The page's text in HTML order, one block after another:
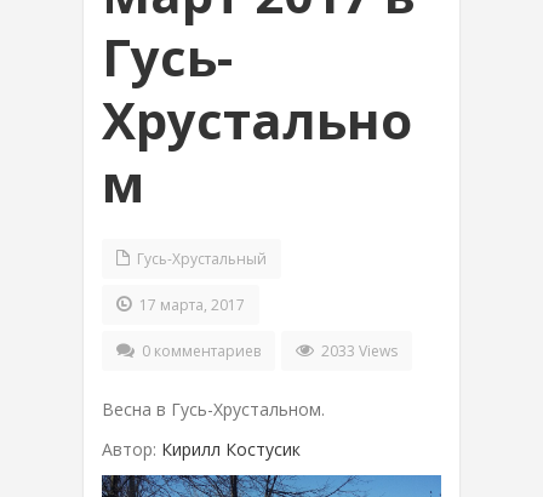
Гусь-
Хрустально
м
Гусь-Хрустальный
17 марта, 2017
0 комментариев 2033 Views
Весна в Гусь-Хрустальном.
Автор: Кирилл Костусик